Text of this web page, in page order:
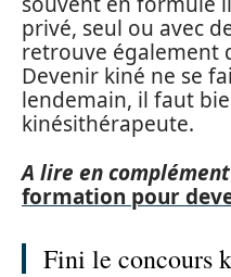
privé, seul ou avec
retrouve également
Devenir kiné ne se
lendemain, il faut
kinésithérapeute.
A lire en
formation pour
Fini le concours